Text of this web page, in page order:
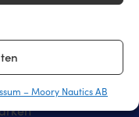
– Moory Nautics AB
– jetzt auch